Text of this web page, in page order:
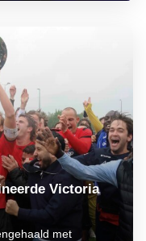
Victoria
met